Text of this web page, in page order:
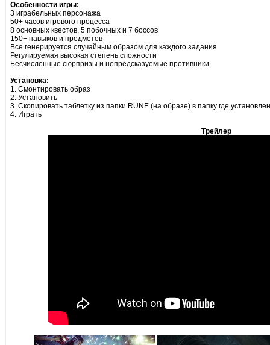
Особенности игры:
3 играбельных персонажа
50+ часов игрового процесса
8 основных квестов, 5 побочных и 7 боссов
150+ навыков и предметов
Все генерируется случайным образом для каждого задания
Регулируемая высокая степень сложности
Бесчисленные сюрпризы и непредсказуемые противники
Установка:
1. Смонтировать образ
2. Установить
3. Скопировать таблетку из папки RUNE (на образе) в папку где
4. Играть
Трейлер